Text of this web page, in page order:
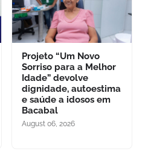
Projeto “Um Novo
Sorriso para a Melhor
Idade” devolve
dignidade, autoestima
e saúde a idosos em
Bacabal
August 06, 2026